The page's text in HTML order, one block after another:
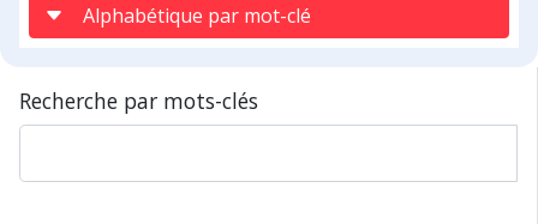
Alphabétique par mot-clé
Recherche par mots-clés